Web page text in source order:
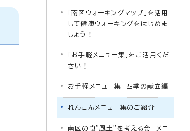
「南区ウォーキングマップ」を活用
して健康ウォーキングをはじめま
しょう！
「お手軽メニュー集」をご活用くだ
さい！
お手軽メニュー集 四季の献立編
れんこんメニュー集のご紹介
南区の食”風土”を考える会 メニ